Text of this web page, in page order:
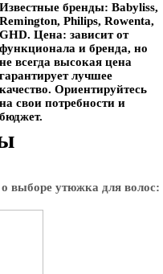
Известные бренды: Babyliss,
Remington, Philips, Rowenta,
GHD. Цена: зависит от
функционала и бренда, но
не всегда высокая цена
гарантирует лучшее
качество. Ориентируйтесь
на свои потребности и
бюджет.
выборе утюжка для волос: